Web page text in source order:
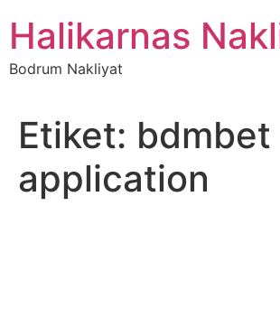
atlaHalikarnas
Bodrum Nakliyat
Etiket: bdmbet
application